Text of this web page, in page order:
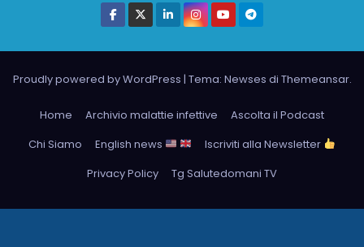
Proudly powered by WordPress | Tema: Newses di Themeansar.
Home Archivio malattie infettive
Ascolta il Podcast
Chi Siamo
English news
Iscriviti alla Newsletter
Privacy Policy
Tg Salutedomani TV